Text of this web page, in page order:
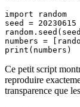
import random
seed =
numbers =
Ce petit script
reproduire
transparence que